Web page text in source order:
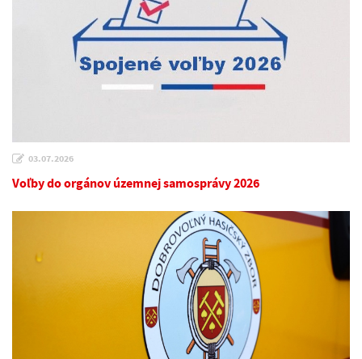
03.07.2026
Voľby do orgánov územnej samosprávy 2026